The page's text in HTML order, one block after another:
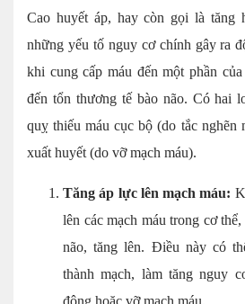
Cao huyết áp, hay còn gọi là tăng
những yếu tố nguy cơ chính gây ra
khi cung cấp máu đến một phần
đến tổn thương tế bào não. Có hai
quỵ thiếu máu cục bộ (do tắc nghẽn
xuất huyết (do vỡ mạch máu).
Tăng áp lực lên mạch máu:
lên các mạch máu trong cơ
não, tăng lên. Điều này có
thành mạch, làm tăng nguy
đông hoặc vỡ mạch máu.